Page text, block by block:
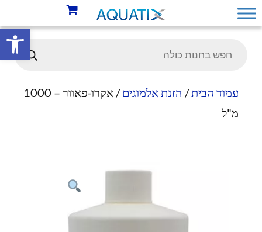
פתח
עמוד הבית/ הזנת אלמוגים
/ אקרו-פאוור – 1000
מ"ל